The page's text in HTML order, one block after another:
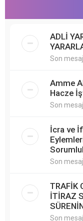
ADLİ
Son
Amme
Hacze
Son
İcra ve
Son
TRAFİK
İTİRAZ
Son